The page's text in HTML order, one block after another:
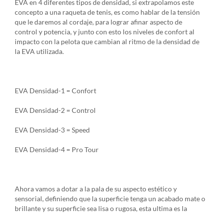
EVA en 4 diferentes tipos de densidad, si extrapolamos este
concepto a una raqueta de tenis, es como hablar de la tensión
que le daremos al cordaje, para lograr afinar aspecto de
control y potencia, y junto con esto los niveles de confort al
impacto con la pelota que cambian al ritmo de la densidad de
la EVA utilizada.
EVA Densidad-1 = Confort
EVA Densidad-2 = Control
EVA Densidad-3 = Speed
EVA Densidad-4 = Pro Tour
Ahora vamos a dotar a la pala de su aspecto estético y
sensorial, definiendo que la superficie tenga un acabado mate o
brillante y su superficie sea lisa o rugosa, esta ultima es la